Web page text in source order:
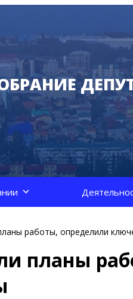
работы, определили
планы